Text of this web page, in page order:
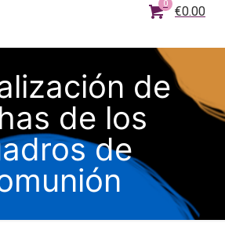
0
€0.00
de
de los
de